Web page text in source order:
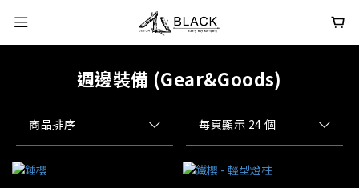
週邊裝備 (Gear&Goods)
商品排序 每頁顯示 24 個